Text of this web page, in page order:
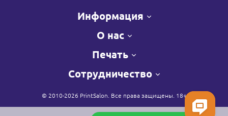
Информация
О нас
Печать
Сотрудничество
© 2010-2026 PrintSalon. Все права защищены. 18+